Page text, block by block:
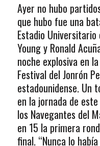
Ayer no hubo
que hubo fue una
Estadio Universitario
Young y Ronald
noche explosiva en
Festival del Jonrón
estadounidense. Un
en la jornada de
los Navegantes del
en 15 la primera
final. “Nunca lo